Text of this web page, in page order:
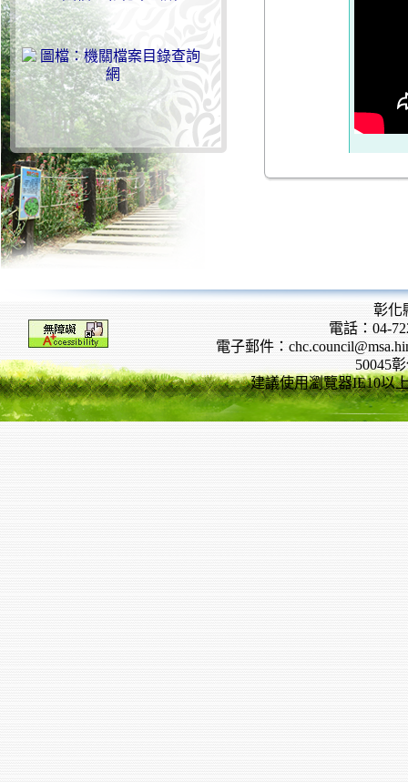
彰化
電話：04-
電子郵件：
50045
建議使用瀏覽器IE10以